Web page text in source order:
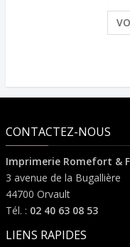
CONTACTEZ-NOUS
Imprimerie Romefort &
3 avenue de la Bugallière
44700 Orvault
Tél. : 02 40 63 08 53
LIENS RAPIDES